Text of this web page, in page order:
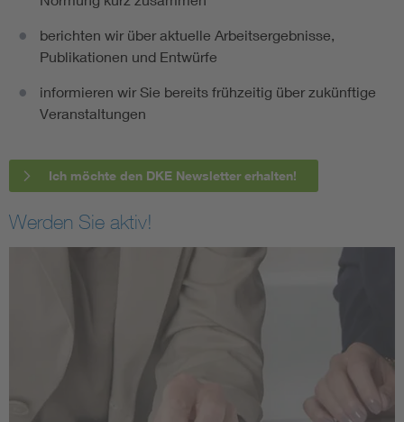
berichten wir über aktuelle Arbeitsergebnisse,
Publikationen und Entwürfe
informieren wir Sie bereits frühzeitig über zukünftige
Veranstaltungen
Ich möchte den DKE Newsletter erhalten!
Werden Sie aktiv!